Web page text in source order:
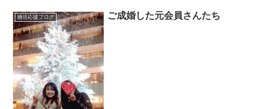
婚活応援ブログ ご成婚した元会員さんたち